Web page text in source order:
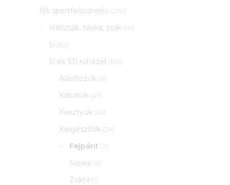
Téli sportfelszerelés (296)
Hátizsák, táska, zsák (18)
Sí (82)
Sí és SB ruházat (146)
Aláöltözők (8)
Kabátok (47)
Kesztyűk (25)
Kiegészítők (24)
Fejpánt (3)
Sapka (8)
Zokni (1)